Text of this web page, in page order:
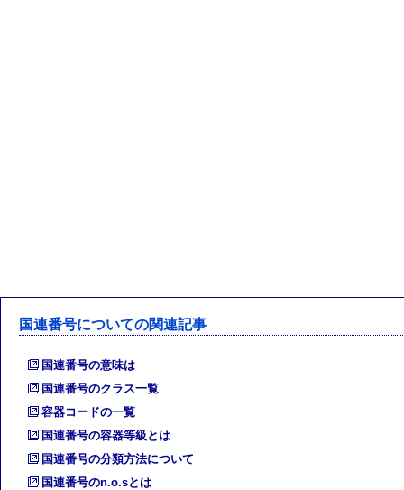
国連番号についての関連記事
国連番号の意味は
国連番号のクラス一覧
容器コードの一覧
国連番号の容器等級とは
国連番号の分類方法について
国連番号のn.o.sとは